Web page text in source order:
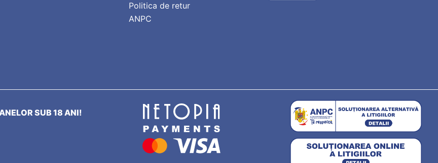
Politica de retur
ANPC
SUB 18 ANI!